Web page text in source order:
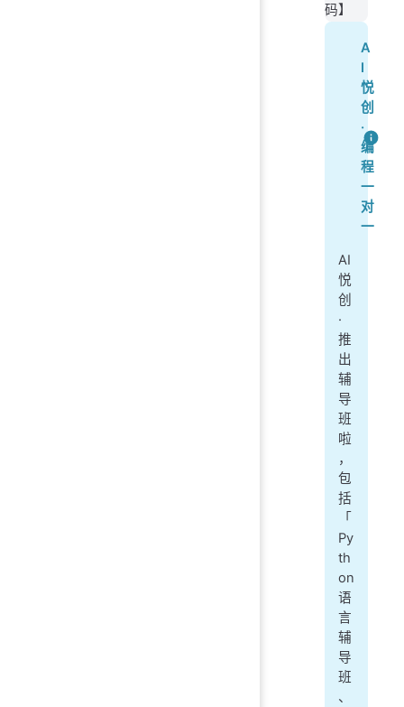
码】
A
I
悦
创
·
编
程
一
对
一
AI
悦
创
·
推
出
辅
导
班
啦
，
包
括
「
Py
th
on
语
言
辅
导
班
、